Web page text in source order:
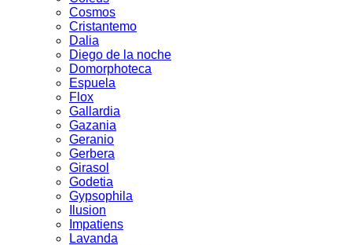
Cosmos
Cristantemo
Dalia
Diego de la noche
Domorphoteca
Espuela
Flox
Gallardia
Gazania
Geranio
Gerbera
Girasol
Godetia
Gypsophila
Ilusion
Impatiens
Lavanda